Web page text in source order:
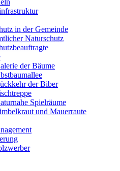
in der Gemeinde
Naturschutz
der Bäume
der Biber
Spielräume
und Mauerraute